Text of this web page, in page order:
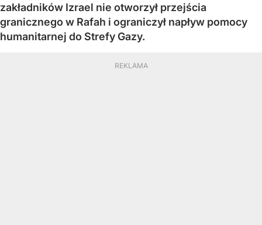
zakładników Izrael nie otworzył przejścia
granicznego w Rafah i ograniczył napływ pomocy
humanitarnej do Strefy Gazy.